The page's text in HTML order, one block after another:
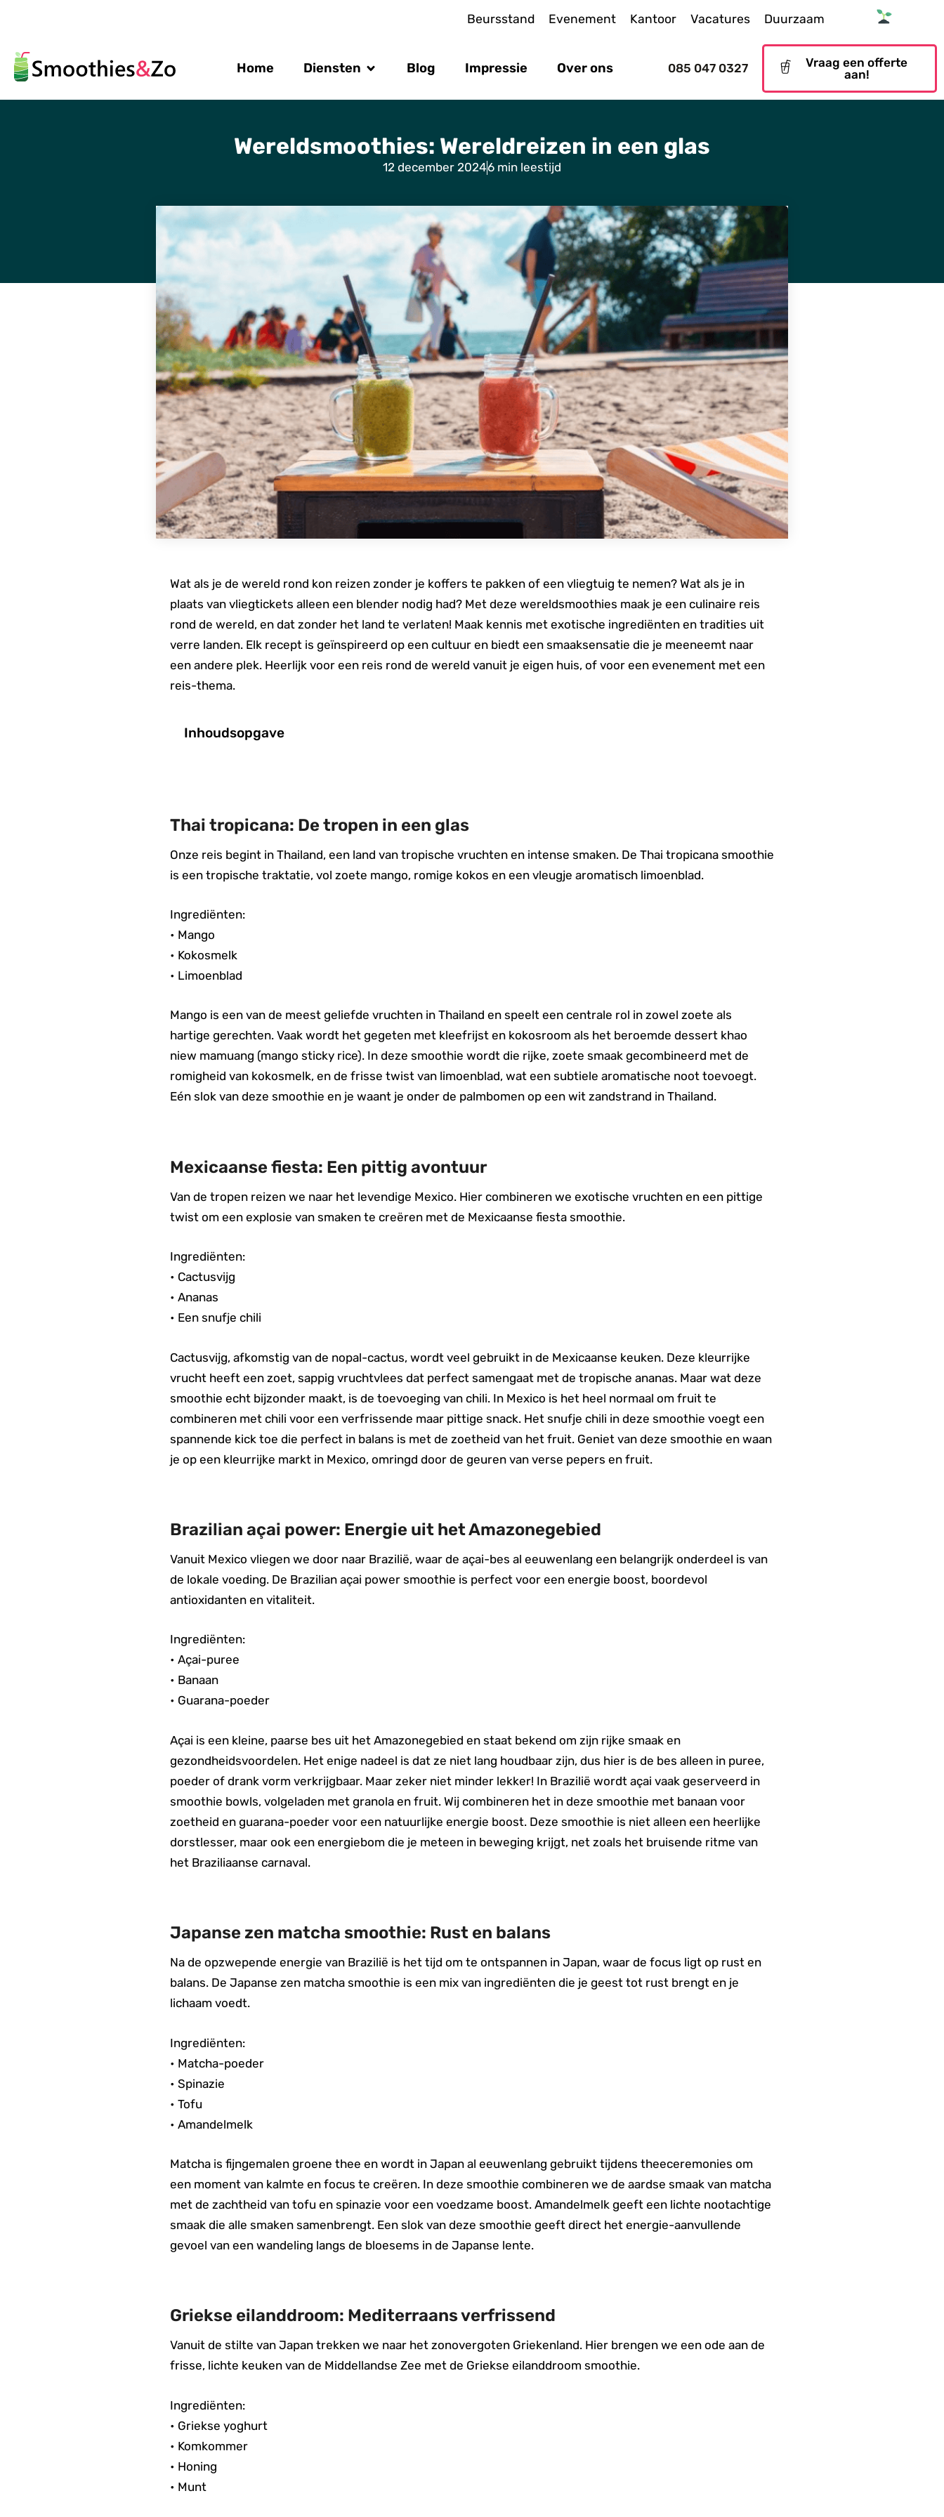
Beursstand Evenement Kantoor Vacatures Duurzaam
Home Diensten Blog Impressie Over ons 085 047 0327
Vraag een offerte
aan!
Wereldsmoothies: Wereldreizen in een glas
12 december 20246 min leestijd
Wat als je de wereld rond kon reizen zonder je koffers te pakken of een vliegtuig te nemen? Wat als je in
plaats van vliegtickets alleen een blender nodig had? Met deze wereldsmoothies maak je een culinaire reis
rond de wereld, en dat zonder het land te verlaten! Maak kennis met exotische ingrediënten en tradities uit
verre landen. Elk recept is geïnspireerd op een cultuur en biedt een smaaksensatie die je meeneemt naar
een andere plek. Heerlijk voor een reis rond de wereld vanuit je eigen huis, of voor een evenement met een
reis-thema.
Inhoudsopgave
Thai tropicana: De tropen in een glas
Onze reis begint in Thailand, een land van tropische vruchten en intense smaken. De Thai tropicana smoothie
is een tropische traktatie, vol zoete mango, romige kokos en een vleugje aromatisch limoenblad.
Ingrediënten:
• Mango
• Kokosmelk
• Limoenblad
Mango is een van de meest geliefde vruchten in Thailand en speelt een centrale rol in zowel zoete als
hartige gerechten. Vaak wordt het gegeten met kleefrijst en kokosroom als het beroemde dessert khao
niew mamuang (mango sticky rice). In deze smoothie wordt die rijke, zoete smaak gecombineerd met de
romigheid van kokosmelk, en de frisse twist van limoenblad, wat een subtiele aromatische noot toevoegt.
Eén slok van deze smoothie en je waant je onder de palmbomen op een wit zandstrand in Thailand.
Mexicaanse fiesta: Een pittig avontuur
Van de tropen reizen we naar het levendige Mexico. Hier combineren we exotische vruchten en een pittige
twist om een explosie van smaken te creëren met de Mexicaanse fiesta smoothie.
Ingrediënten:
• Cactusvijg
• Ananas
• Een snufje chili
Cactusvijg, afkomstig van de nopal-cactus, wordt veel gebruikt in de Mexicaanse keuken. Deze kleurrijke
vrucht heeft een zoet, sappig vruchtvlees dat perfect samengaat met de tropische ananas. Maar wat deze
smoothie echt bijzonder maakt, is de toevoeging van chili. In Mexico is het heel normaal om fruit te
combineren met chili voor een verfrissende maar pittige snack. Het snufje chili in deze smoothie voegt een
spannende kick toe die perfect in balans is met de zoetheid van het fruit. Geniet van deze smoothie en waan
je op een kleurrijke markt in Mexico, omringd door de geuren van verse pepers en fruit.
Brazilian açai power: Energie uit het Amazonegebied
Vanuit Mexico vliegen we door naar Brazilië, waar de açai-bes al eeuwenlang een belangrijk onderdeel is van
de lokale voeding. De Brazilian açai power smoothie is perfect voor een energie boost, boordevol
antioxidanten en vitaliteit.
Ingrediënten:
• Açai-puree
• Banaan
• Guarana-poeder
Açai is een kleine, paarse bes uit het Amazonegebied en staat bekend om zijn rijke smaak en
gezondheidsvoordelen. Het enige nadeel is dat ze niet lang houdbaar zijn, dus hier is de bes alleen in puree,
poeder of drank vorm verkrijgbaar. Maar zeker niet minder lekker! In Brazilië wordt açai vaak geserveerd in
smoothie bowls, volgeladen met granola en fruit. Wij combineren het in deze smoothie met banaan voor
zoetheid en guarana-poeder voor een natuurlijke energie boost. Deze smoothie is niet alleen een heerlijke
dorstlesser, maar ook een energiebom die je meteen in beweging krijgt, net zoals het bruisende ritme van
het Braziliaanse carnaval.
Japanse zen matcha smoothie: Rust en balans
Na de opzwepende energie van Brazilië is het tijd om te ontspannen in Japan, waar de focus ligt op rust en
balans. De Japanse zen matcha smoothie is een mix van ingrediënten die je geest tot rust brengt en je
lichaam voedt.
Ingrediënten:
• Matcha-poeder
• Spinazie
• Tofu
• Amandelmelk
Matcha is fijngemalen groene thee en wordt in Japan al eeuwenlang gebruikt tijdens theeceremonies om
een moment van kalmte en focus te creëren. In deze smoothie combineren we de aardse smaak van matcha
met de zachtheid van tofu en spinazie voor een voedzame boost. Amandelmelk geeft een lichte nootachtige
smaak die alle smaken samenbrengt. Een slok van deze smoothie geeft direct het energie-aanvullende
gevoel van een wandeling langs de bloesems in de Japanse lente.
Griekse eilanddroom: Mediterraans verfrissend
Vanuit de stilte van Japan trekken we naar het zonovergoten Griekenland. Hier brengen we een ode aan de
frisse, lichte keuken van de Middellandse Zee met de Griekse eilanddroom smoothie.
Ingrediënten:
• Griekse yoghurt
• Komkommer
• Honing
• Munt